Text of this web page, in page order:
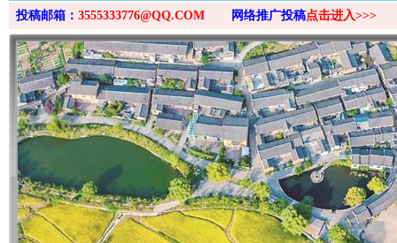
投稿邮箱： 3555333776@QQ.COM 网络推广投稿点击进入>>>